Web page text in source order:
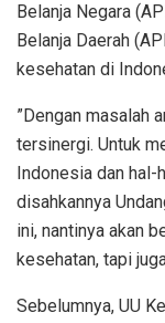
Belanja Negara
Belanja Daerah
kesehatan di
”Dengan masalah
tersinergi. Untuk
Indonesia dan
disahkannya
ini, nantinya akan
kesehatan, tapi
Sebelumnya, UU